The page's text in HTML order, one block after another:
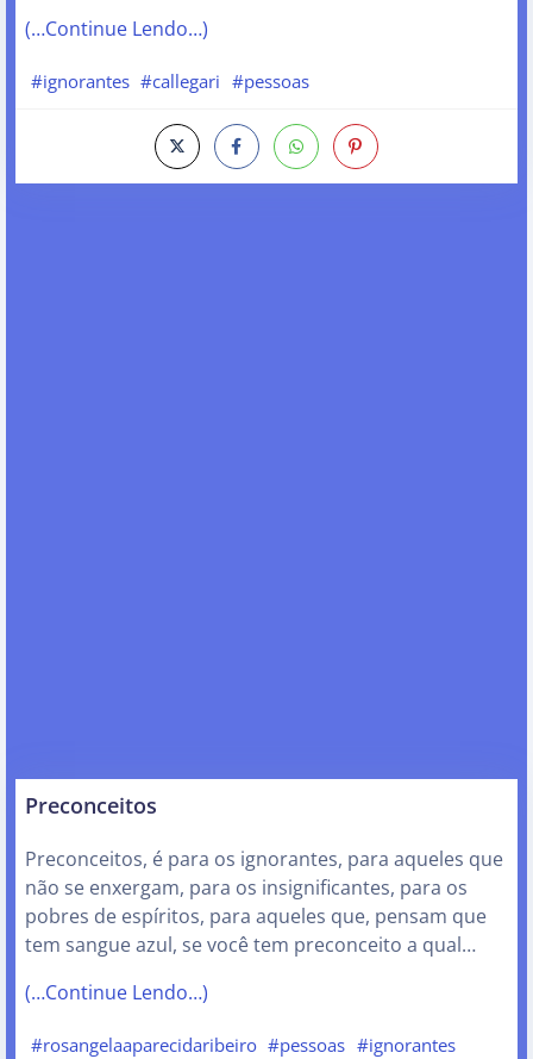
(…Continue Lendo…)
#ignorantes #callegari #pessoas
Preconceitos
Preconceitos, é para os ignorantes, para aqueles que
não se enxergam, para os insignificantes, para os
pobres de espíritos, para aqueles que, pensam que
tem sangue azul, se você tem preconceito a qual…
(…Continue Lendo…)
#rosangelaaparecidaribeiro #pessoas #ignorantes